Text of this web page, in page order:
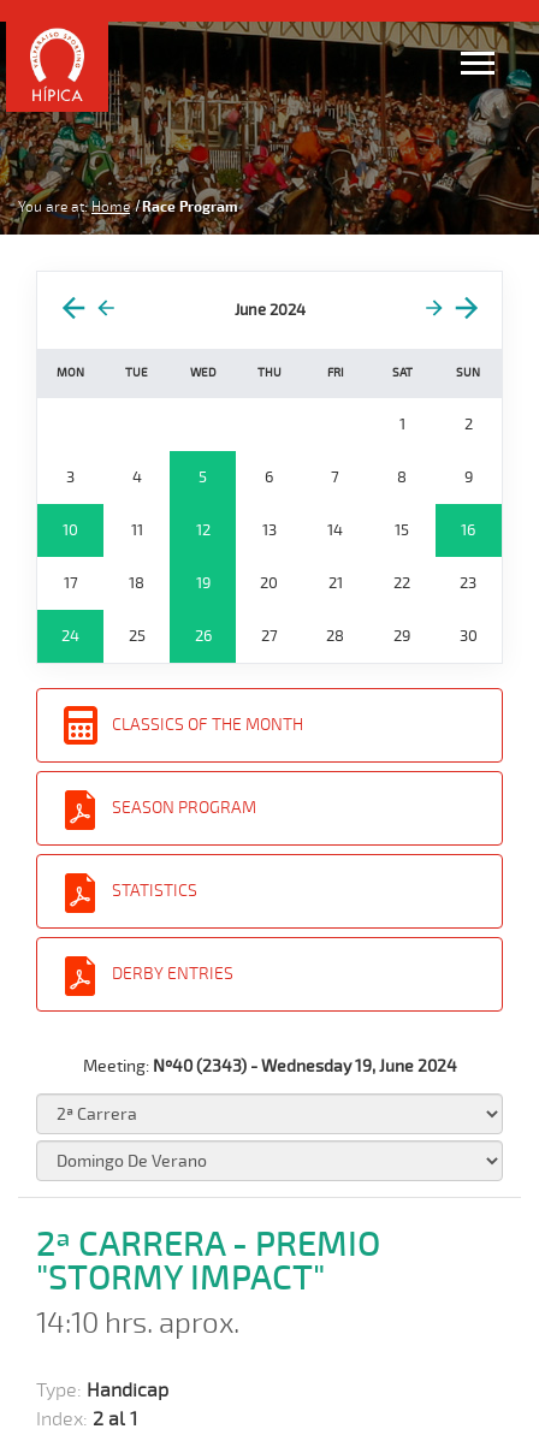
You are at: Home Race Program
June 2024
MON TUE WED THU FRI SAT SUN
1 2
3 4 5 6 7 8 9
10 11 12 13 14 15 16
17 18 19 20 21 22 23
24 25 26 27 28 29 30
CLASSICS OF THE MONTH
SEASON PROGRAM
STATISTICS
DERBY ENTRIES
Meeting: Nº40 (2343) - Wednesday 19, June 2024
2ª CARRERA - PREMIO
"STORMY IMPACT"
14:10 hrs. aprox.
Type: Handicap
Index: 2 al 1